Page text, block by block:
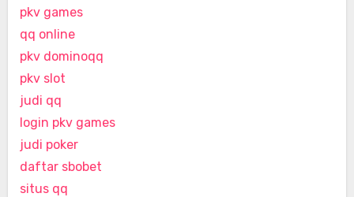
pkv games
qq online
pkv dominoqq
pkv slot
judi qq
login pkv games
judi poker
daftar sbobet
situs qq